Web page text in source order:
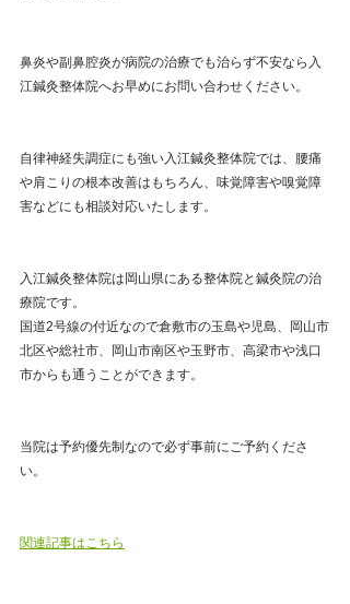
鼻炎や副鼻腔炎が病院の治療でも治らず不安なら入
江鍼灸整体院へお早めにお問い合わせください。
自律神経失調症にも強い入江鍼灸整体院では、腰痛
や肩こりの根本改善はもちろん、味覚障害や嗅覚障
害などにも相談対応いたします。
入江鍼灸整体院は岡山県にある整体院と鍼灸院の治
療院です。
国道2号線の付近なので倉敷市の玉島や児島、岡山市
北区や総社市、岡山市南区や玉野市、高梁市や浅口
市からも通うことができます。
当院は予約優先制なので必ず事前にご予約くださ
い。
関連記事はこちら